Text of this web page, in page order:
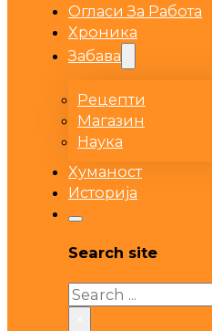
Огласи За Работа
Хроника
Забава
Рецепти
Магазин
Наука
Хуманост
Историја
Search site
Search